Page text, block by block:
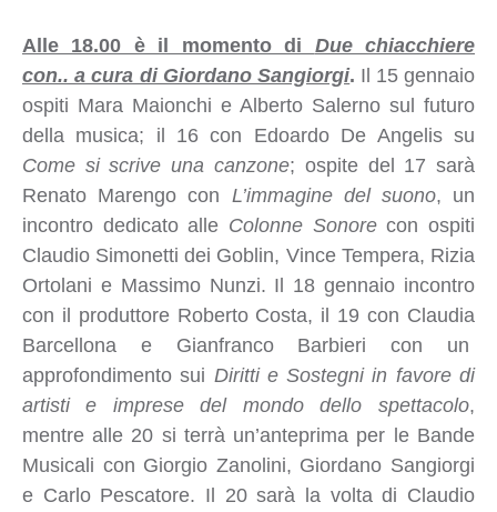
Alle 18.00 è il momento di Due chiacchiere
con.. a cura di Giordano Sangiorgi. Il 15 gennaio
ospiti Mara Maionchi e Alberto Salerno sul futuro
della musica; il 16 con Edoardo De Angelis su
Come si scrive una canzone; ospite del 17 sarà
Renato Marengo con L’immagine del suono, un
incontro dedicato alle Colonne Sonorecon ospiti
Claudio Simonetti dei Goblin, Vince Tempera, Rizia
Ortolani e Massimo Nunzi. Il 18 gennaio incontro
con il produttore Roberto Costa, il 19 con Claudia
Barcellona e Gianfranco Barbieri con un
approfondimento sui Diritti e Sostegni in favore di
artisti e imprese del mondo dello spettacolo,
mentre alle 20 si terrà un’anteprima per le Bande
Musicali con Giorgio Zanolini, Giordano Sangiorgi
e Carlo Pescatore. Il 20 sarà la volta di Claudio